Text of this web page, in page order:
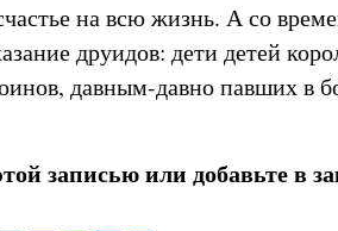
на всю жизнь. А со
друидов: дети детей
давным-давно павших в
записью или добавьте в